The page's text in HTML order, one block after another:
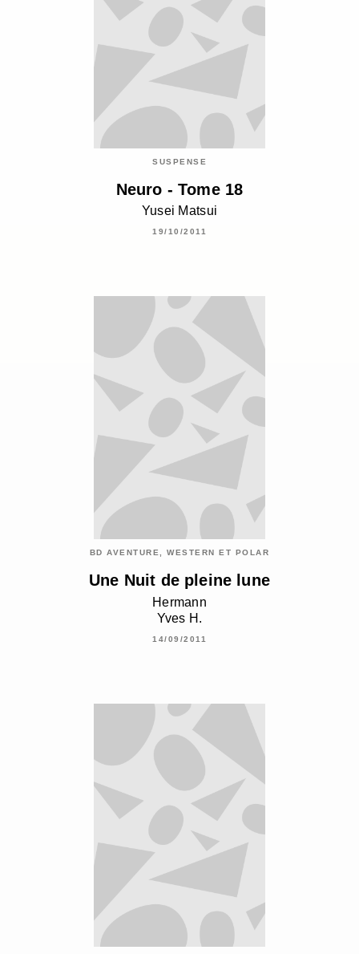
SUSPENSE
Neuro - Tome 18
Yusei Matsui
19/10/2011
BD AVENTURE, WESTERN ET POLAR
Une Nuit de pleine lune
Hermann
Yves H.
14/09/2011